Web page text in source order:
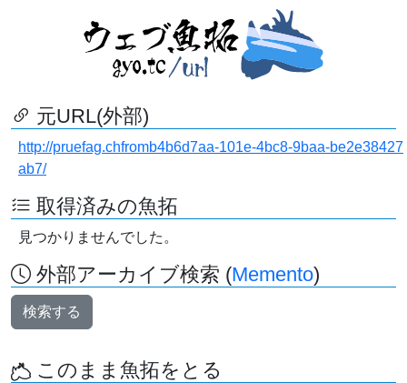
元URL(外部)
http://pruefag.chfromb4b6d7aa-101e-4bc8-9baa-be2e38427
ab7/
取得済みの魚拓
見つかりませんでした。
外部アーカイブ検索 (Memento)
検索する
このまま魚拓をとる